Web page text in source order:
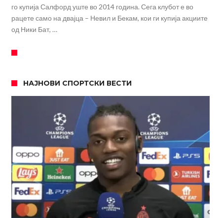
мрачна тајна на фудбалот
го купија Салфорд уште во 2014 година. Сега клубот е во
рацете само на двајца – Невил и Бекам, кои ги купија акциите
од Ники Бат, …
НАЈНОВИ СПОРТСКИ ВЕСТИ